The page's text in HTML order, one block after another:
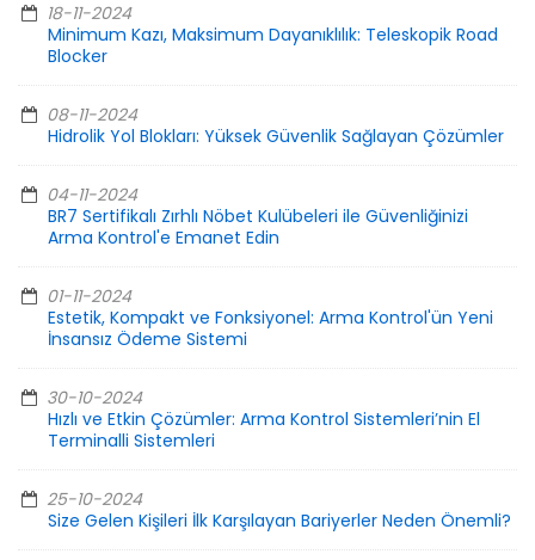
18-11-2024
Minimum Kazı, Maksimum Dayanıklılık: Teleskopik Road
Blocker
08-11-2024
Hidrolik Yol Blokları: Yüksek Güvenlik Sağlayan Çözümler
04-11-2024
BR7 Sertifikalı Zırhlı Nöbet Kulübeleri ile Güvenliğinizi
Arma Kontrol'e Emanet Edin
01-11-2024
Estetik, Kompakt ve Fonksiyonel: Arma Kontrol'ün Yeni
İnsansız Ödeme Sistemi
30-10-2024
Hızlı ve Etkin Çözümler: Arma Kontrol Sistemleri’nin El
Terminalli Sistemleri
25-10-2024
Size Gelen Kişileri İlk Karşılayan Bariyerler Neden Önemli?